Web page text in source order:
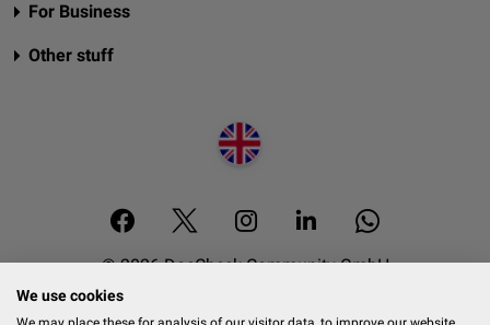
For Business
Other stuff
© 2026 DocCheck Community GmbH
We use cookies